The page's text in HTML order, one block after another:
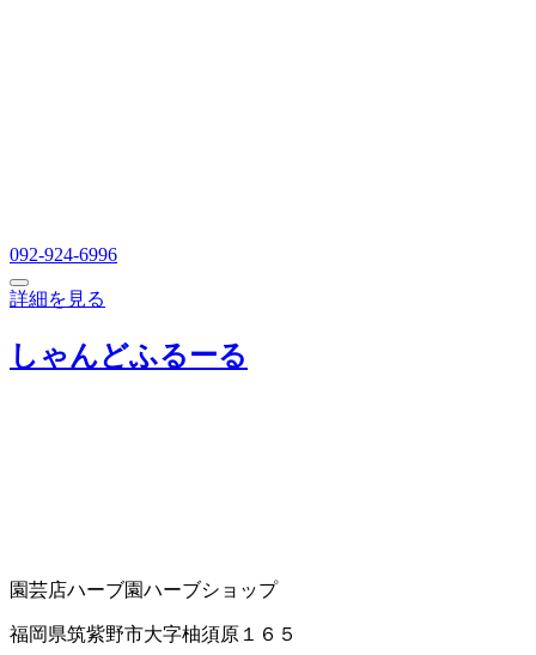
092-924-6996
詳細を見る
しゃんどふるーる
園芸店ハーブ園ハーブショップ
福岡県筑紫野市大字柚須原１６５